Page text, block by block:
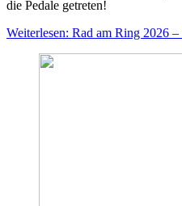
die Pedale getreten!
Weiterlesen: Rad am Ring 2026 –